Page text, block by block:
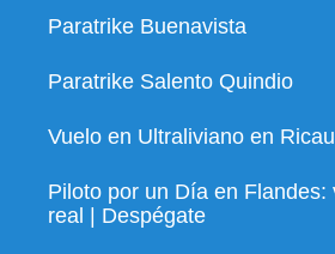
Paratrike Buenavista
Paratrike Salento Quindio
Vuelo en Ultraliviano en
Piloto por un Día en Flandes:
real | Despégate